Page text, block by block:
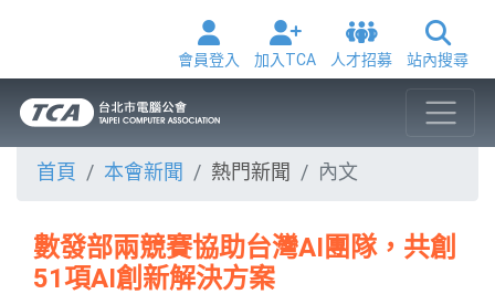
會員登入 加入TCA 人才招募 站內搜尋
首頁 本會新聞 熱門新聞 內文
數發部兩競賽協助台灣AI團隊，共創
51項AI創新解決方案